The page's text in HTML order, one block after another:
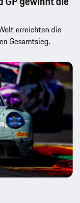
erreichten die
Gesamtsieg.